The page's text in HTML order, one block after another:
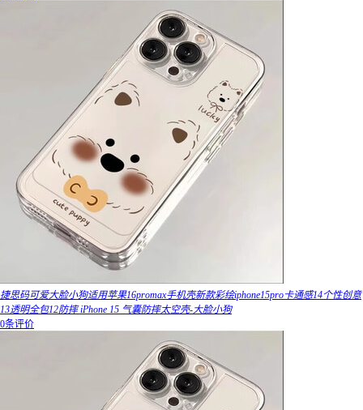
捷思码可爱大脸小狗适用苹果16promax手机壳新款彩绘iphone15pro卡通感14个性创意
13透明全包12防摔 iPhone 15 气囊防摔太空壳-大脸小狗
0条评价